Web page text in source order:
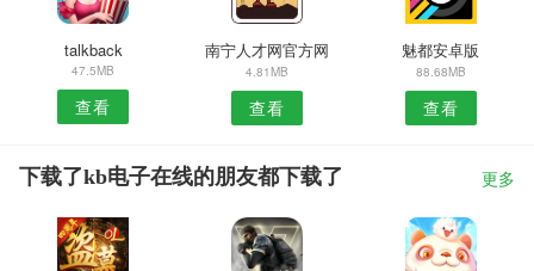
talkback
47.5MB
查看
南宁人才网官方网
4.81MB
查看
魅都安卓版
88.68MB
查看
下载了kb电子在线的朋友都下载了 更多